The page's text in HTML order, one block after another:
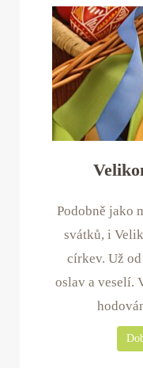
Podobně jako
svátků, i
církev. Už
oslav a veselí.